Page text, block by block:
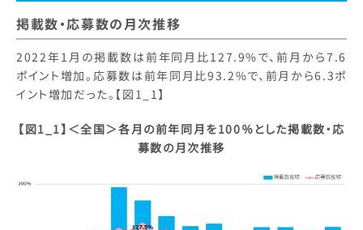
掲載数・応募数の月次推移
2022年1月の掲載数は前年同月比127.9%で、前月から7.6
ポイント増加。応募数は前年同月比93.2%で、前月から6.3ポ
イント増加だった。【図1_1】
【図1_1】＜全国＞各月の前年同月を100％とした掲載数・応
募数の月次推移